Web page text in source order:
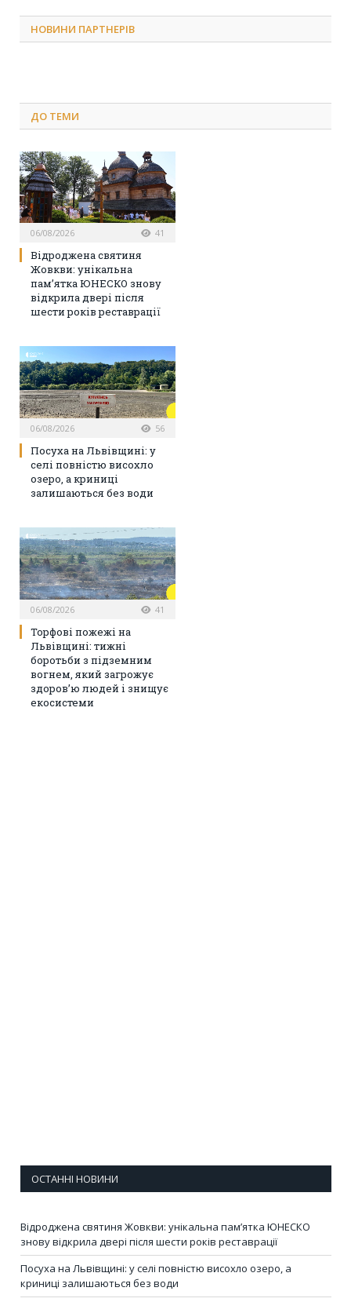
НОВИНИ ПАРТНЕРІВ
ДО ТЕМИ
06/08/2026 41
Відроджена святиня
Жовкви: унікальна
пам’ятка ЮНЕСКО знову
відкрила двері після
шести років реставрації
06/08/2026 56
Посуха на Львівщині: у
селі повністю висохло
озеро, а криниці
залишаються без води
06/08/2026 41
Торфові пожежі на
Львівщині: тижні
боротьби з підземним
вогнем, який загрожує
здоров’ю людей і знищує
екосистеми
ОСТАННІ НОВИНИ
Відроджена святиня Жовкви: унікальна пам’ятка ЮНЕСКО
знову відкрила двері після шести років реставрації
Посуха на Львівщині: у селі повністю висохло озеро, а
криниці залишаються без води